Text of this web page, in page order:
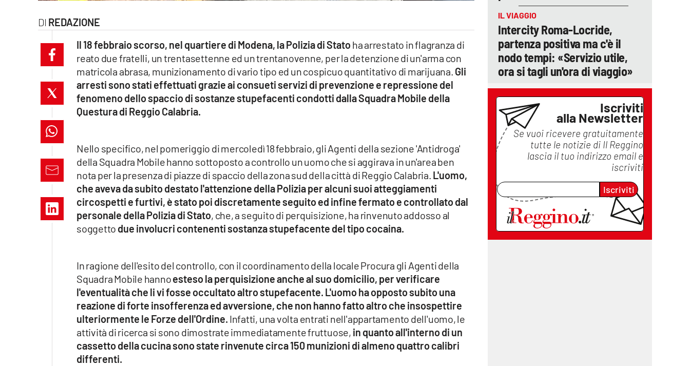
catanzarochannel.it
lacapitalenews.it
REDAZIONE
Il 18 febbraio scorso, nel quartiere di Modena, la Polizia di Statoha arrestato in flagranza di
reato due fratelli, un trentasettenne ed un trentanovenne, per la detenzione di un'arma con
matricola abrasa, munizionamento di vario tipo ed un cospicuo quantitativo di marijuana. Gli
arresti sono stati effettuati grazie ai consueti servizi di prevenzione e repressione del
fenomeno dello spaccio di sostanze stupefacenti condotti dalla Squadra Mobile della
Questura di Reggio Calabria.
Nello specifico, nel pomeriggio di mercoledì 18 febbraio, gli Agenti della sezione 'Antidroga'
della Squadra Mobile hanno sottoposto a controllo un uomo che si aggirava in un'area ben
nota per la presenza di piazze di spaccio della zona sud della città di Reggio Calabria. L'uomo,
che aveva da subito destato l'attenzione della Polizia per alcuni suoi atteggiamenti
circospetti e furtivi, è stato poi discretamente seguito ed infine fermato e controllato dal
personale della Polizia di Stato, che, a seguito di perquisizione, ha rinvenuto addosso al
soggetto due involucri contenenti sostanza stupefacente del tipo cocaina.
In ragione dell'esito del controllo, con il coordinamento della locale Procura gli Agenti della
Squadra Mobile hannoesteso la perquisizione anche al suo domicilio, per verificare
l'eventualità che li vi fosse occultato altro stupefacente. L'uomo ha opposto subito una
reazione di forte insofferenza ed avversione, che non hanno fatto altro che insospettire
ulteriormente le Forze dell'Ordine. Infatti, una volta entrati nell'appartamento dell'uomo, le
attività di ricerca si sono dimostrate immediatamente fruttuose, in quanto all'interno di un
cassetto della cucina sono state rinvenute circa 150 munizioni di almeno quattro calibri
differenti.
IL VIAGGIO
Intercity Roma-Locride,
partenza positiva ma c'è il
nodo tempi: «Servizio utile,
ora si tagli un'ora di viaggio»
Iscriviti
alla Newsletter
Se vuoi ricevere gratuitamente
tutte le notizie di Il Reggino
lascia il tuo indirizzo email e
iscriviti
Iscriviti